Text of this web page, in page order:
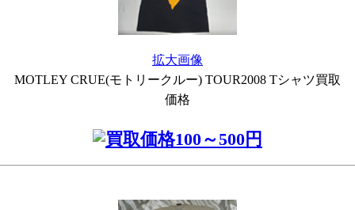
拡大画像
MOTLEY CRUE(モトリークルー) TOUR2008 Tシャツ買取
価格